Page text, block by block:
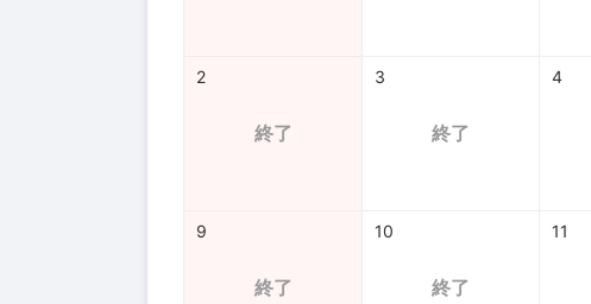
2
終了
3
終了
4
9
終了
10
終了
11